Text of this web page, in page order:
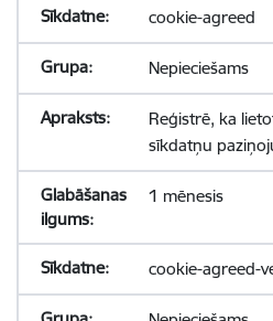
cookie-agreed
Nepieciešams
Reģistrē, ka
sīkdatņu
1 mēnesis
cookie-agreed-